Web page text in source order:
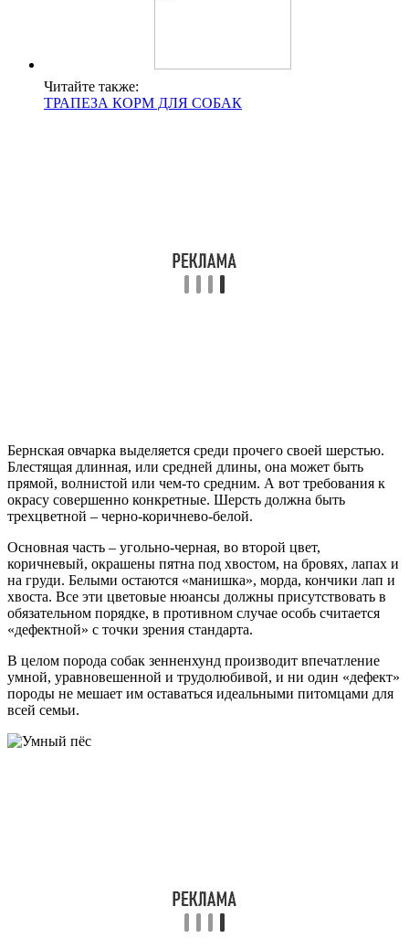
Читайте также:
ТРАПЕЗА КОРМ ДЛЯ СОБАК
Бернская овчарка выделяется среди прочего своей шерстью.
Блестящая длинная, или средней длины, она может быть
прямой, волнистой или чем-то средним. А вот требования к
окрасу совершенно конкретные. Шерсть должна быть
трехцветной – черно-коричнево-белой.
Основная часть – угольно-черная, во второй цвет,
коричневый, окрашены пятна под хвостом, на бровях, лапах и
на груди. Белыми остаются «манишка», морда, кончики лап и
хвоста. Все эти цветовые нюансы должны присутствовать в
обязательном порядке, в противном случае особь считается
«дефектной» с точки зрения стандарта.
В целом порода собак зенненхунд производит впечатление
умной, уравновешенной и трудолюбивой, и ни один «дефект»
породы не мешает им оставаться идеальными питомцами для
всей семьи.